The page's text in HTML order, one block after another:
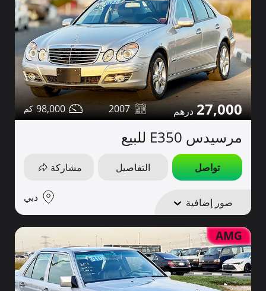
27,000
2007
98,000
مرسيدس E350 للبيع
تواصل التفاصيل مشاركة
صور إضافية دبي
AMG